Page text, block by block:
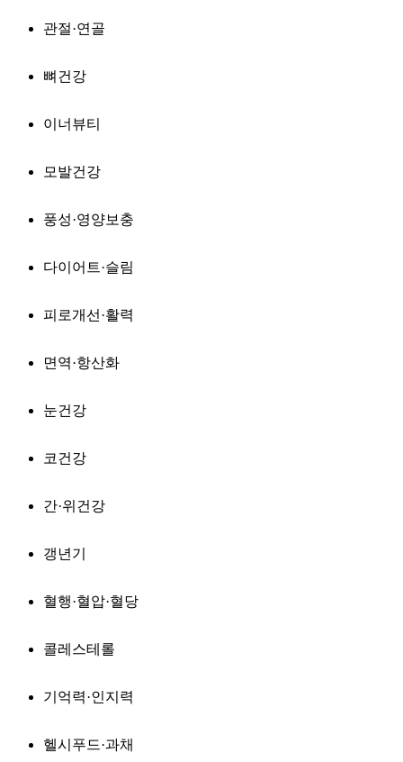
관절·연골
뼈건강
이너뷰티
모발건강
풍성·영양보충
다이어트·슬림
피로개선·활력
면역·항산화
눈건강
코건강
간·위건강
갱년기
혈행·혈압·혈당
콜레스테롤
기억력·인지력
헬시푸드·과채